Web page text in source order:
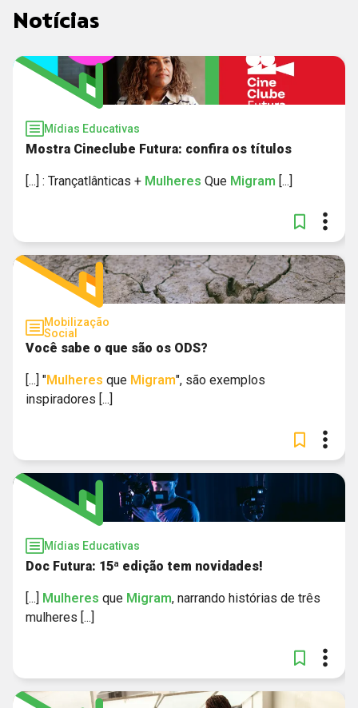
Notícias
Mídias Educativas
Mostra Cineclube Futura: confira os títulos
[...] : Trançatlânticas + Mulheres Que Migram [...]
Mobilização
Social
Você sabe o que são os ODS?
[...] "Mulheres que Migram", são exemplos
inspiradores [...]
Mídias Educativas
Doc Futura: 15ª edição tem novidades!
[...] Mulheres que Migram, narrando histórias de três
mulheres [...]